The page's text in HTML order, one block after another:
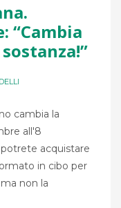
“Cambia
cambia la
all'8
acquistare
in cibo per
non la